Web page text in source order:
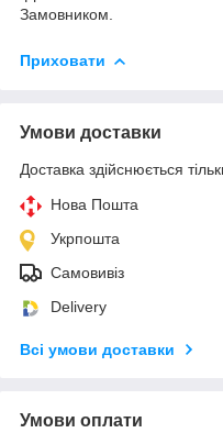
Замовником.
Приховати
Умови доставки
Доставка здійснюється
Нова Пошта
Укрпошта
Самовивіз
Delivery
Всі умови доставки
Умови оплати